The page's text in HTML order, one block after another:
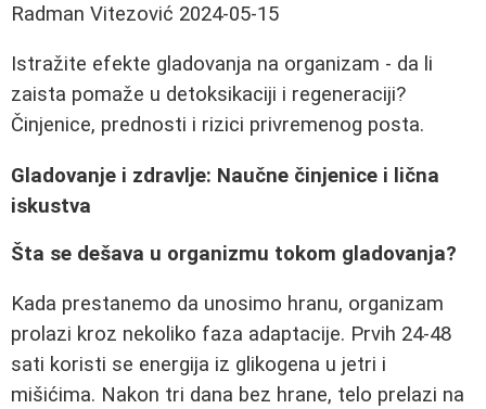
Radman Vitezović 2024-05-15
Istražite efekte gladovanja na organizam - da li
zaista pomaže u detoksikaciji i regeneraciji?
Činjenice, prednosti i rizici privremenog posta.
Gladovanje i zdravlje: Naučne činjenice i lična
iskustva
Šta se dešava u organizmu tokom gladovanja?
Kada prestanemo da unosimo hranu, organizam
prolazi kroz nekoliko faza adaptacije. Prvih 24-48
sati koristi se energija iz glikogena u jetri i
mišićima. Nakon tri dana bez hrane, telo prelazi na